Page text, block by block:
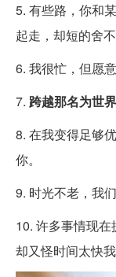
5. 有些路，你和
起走，却短的舍
6. 我很忙，但愿意
7. 跨越那名为世
8. 在我变得足够
你。
9. 时光不老，我
10. 许多事情现
却又怪时间太快